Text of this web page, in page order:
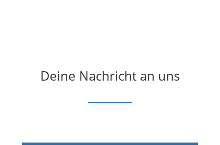
Deine Nachricht an uns